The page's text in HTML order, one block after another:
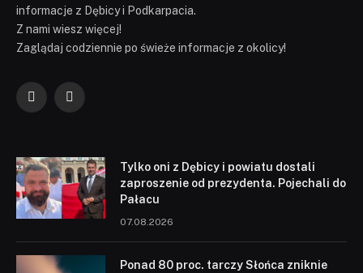
informacje z Dębicy i Podkarpacia.
Z nami wiesz więcej!
Zaglądaj codziennie po świeże informacje z okolicy!
FacebookYouTube
Tylko oni z Dębicy i powiatu dostali
zaproszenie od prezydenta. Pojechali do
Pałacu
07.08.2026
Ponad 80 proc. tarczy Słońca zniknie